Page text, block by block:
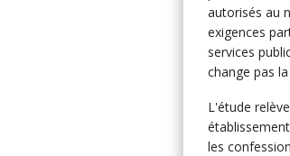
autorisés au
exigences
services
change pas
L'étude
les